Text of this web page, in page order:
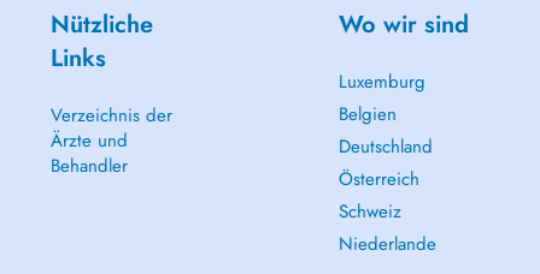
Nützliche
Links
Verzeichnis der
Ärzte und
Behandler
Wo wir sind
Luxemburg
Belgien
Deutschland
Österreich
Schweiz
Niederlande